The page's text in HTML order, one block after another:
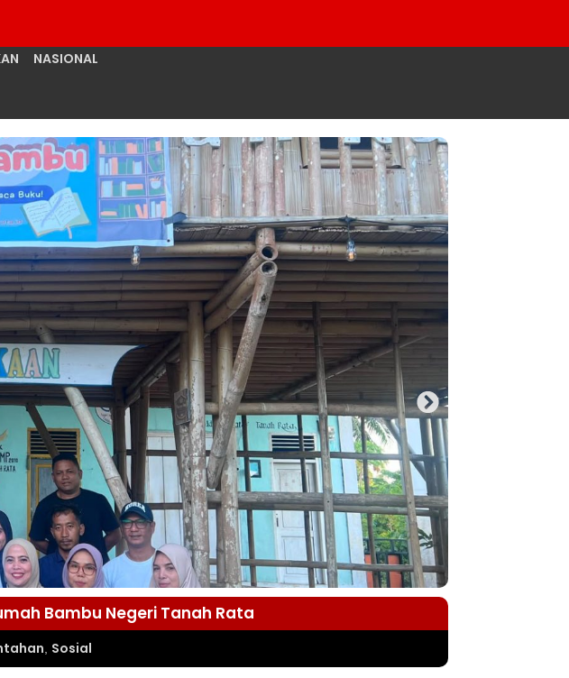
NASIONAL
Bambu Negeri Tanah Rata
Sosial